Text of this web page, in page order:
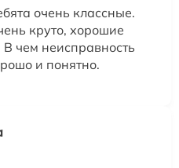
очень классные.
круто, хорошие
чем неисправность
и понятно.